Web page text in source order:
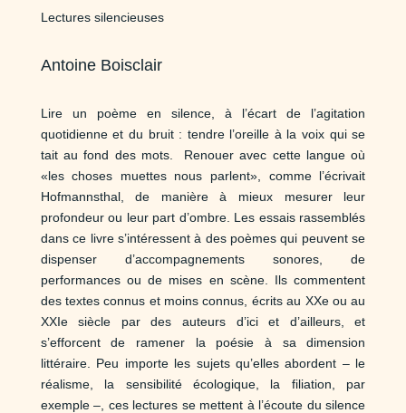
Lectures silencieuses
Antoine Boisclair
Lire un poème en silence, à l’écart de l’agitation
quotidienne et du bruit : tendre l’oreille à la voix qui se
tait au fond des mots. Renouer avec cette langue où
«les choses muettes nous parlent», comme l’écrivait
Hofmannsthal, de manière à mieux mesurer leur
profondeur ou leur part d’ombre. Les essais rassemblés
dans ce livre s’intéressent à des poèmes qui peuvent se
dispenser d’accompagnements sonores, de
performances ou de mises en scène. Ils commentent
des textes connus et moins connus, écrits au XXe ou au
XXIesiècle par des auteurs d’iciet d’ailleurs,et
s’efforcent de ramener la poésie à sadimension
littéraire. Peu importe les sujets qu’ellesabordent – le
réalisme, la sensibilité écologique, la filiation, par
exemple –, ces lectures se mettent à l’écoute dusilence